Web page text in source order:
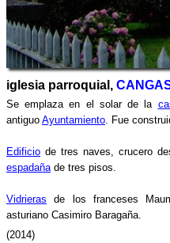
iglesia parroquial,
Se emplaza en el solar de la
antiguo Ayuntamiento. Fue
Edificio de tres naves, crucero
espadañade tres pisos.
Vidrieras de los franceses
asturiano Casimiro Baragaña.
(2014)